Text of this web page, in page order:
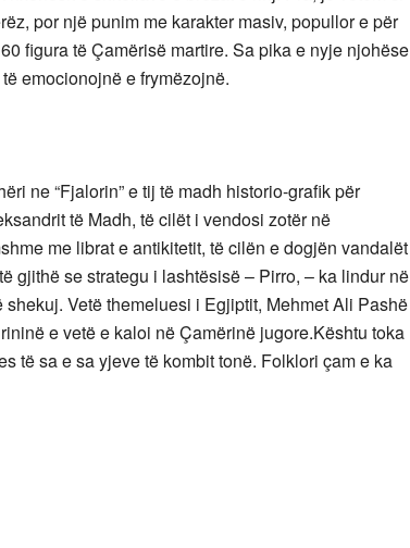
por një punim me karakter masiv, popullor e për
figura të Çamërisë martire. Sa pika e nyje njohëse
emocionojnë e frymëzojnë.
ne “Fjalorin” e tij të madh historio-grafik për
të Madh, të cilët i vendosi zotër në
me librat e antikitetit, të cilën e dogjën vandalët
gjithë se strategu i lashtësisë – Pirro, – ka lindur në
Vetë themeluesi i Egjiptit, Mehmet Ali Pashë
e vetë e kaloi në Çamërinë jugore.Kështu toka
të sa e sa yjeve të kombit tonë. Folklori çam e ka